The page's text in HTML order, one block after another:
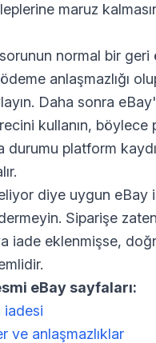
maruz
normal bir geri
anlaşmazlığı
Daha sonra
kullanın, böylece
durumu platform
diye uygun eBay
Siparişe
iade eklenmişse,
eBay sayfaları:
iadesi
ve anlaşmazlıklar